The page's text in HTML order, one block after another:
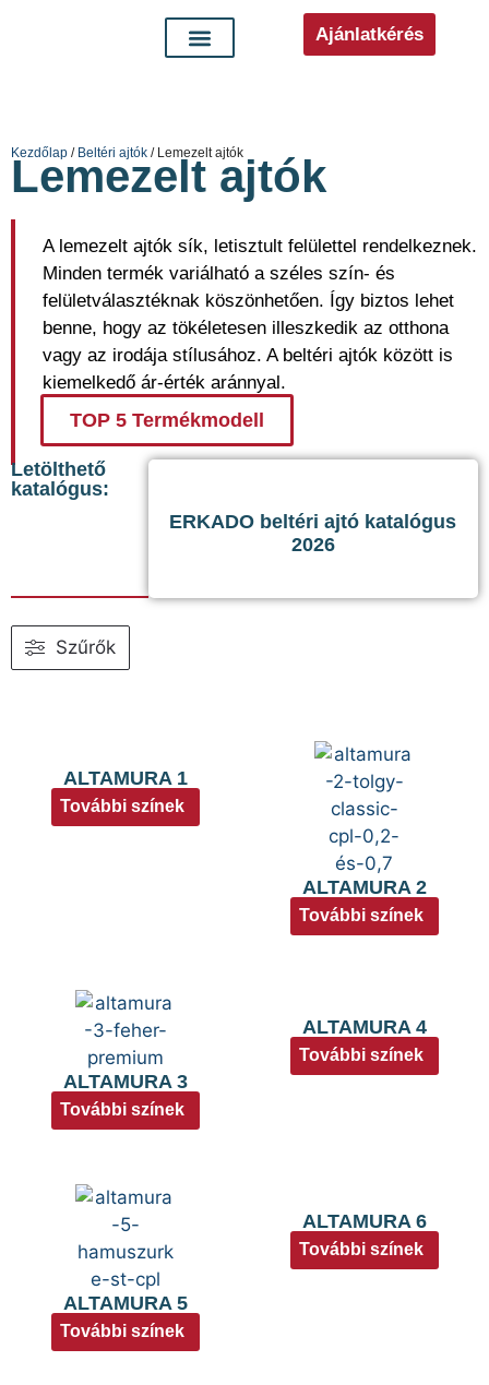
Ajánlatkérés
Kezdőlap / Beltéri ajtók / Lemezelt ajtók
Lemezelt ajtók
A lemezelt ajtók sík, letisztult felülettel rendelkeznek.
Minden termék variálható a széles szín- és
felületválasztéknak köszönhetően. Így biztos lehet
benne, hogy az tökéletesen illeszkedik az otthona
vagy az irodája stílusához. A beltéri ajtók között is
kiemelkedő ár-érték aránnyal.
TOP 5 Termékmodell
Letölthető
katalógus:
ERKADO beltéri ajtó katalógus
2026
Szűrők
ALTAMURA 1
További színek
ALTAMURA 2
További színek
ALTAMURA 3
További színek
ALTAMURA 4
További színek
ALTAMURA 5
További színek
ALTAMURA 6
További színek